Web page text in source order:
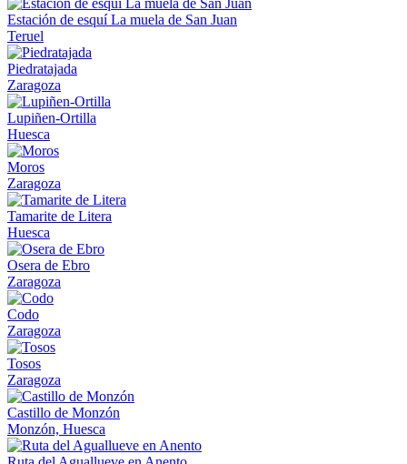
Estación de esquí La muela de San Juan
Teruel
Piedratajada
Zaragoza
Lupiñen-Ortilla
Huesca
Moros
Zaragoza
Tamarite de Litera
Huesca
Osera de Ebro
Zaragoza
Codo
Zaragoza
Tosos
Zaragoza
Castillo de Monzón
Monzón, Huesca